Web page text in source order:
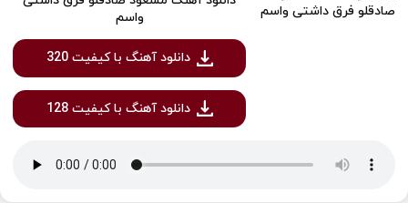
واسم
دانلود آهنگ با کیفیت 320
دانلود آهنگ با کیفیت 128